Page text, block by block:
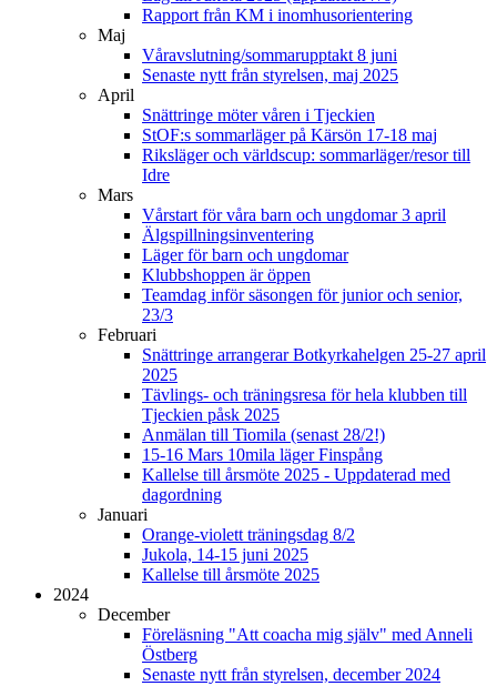
Rapport från KM i inomhusorientering
Maj
Våravslutning/sommarupptakt 8 juni
Senaste nytt från styrelsen, maj 2025
April
Snättringe möter våren i Tjeckien
StOF:s sommarläger på Kärsön 17-18 maj
Riksläger och världscup: sommarläger/resor till
Idre
Mars
Vårstart för våra barn och ungdomar 3 april
Älgspillningsinventering
Läger för barn och ungdomar
Klubbshoppen är öppen
Teamdag inför säsongen för junior och senior,
23/3
Februari
Snättringe arrangerar Botkyrkahelgen 25-27 april
2025
Tävlings- och träningsresa för hela klubben till
Tjeckien påsk 2025
Anmälan till Tiomila (senast 28/2!)
15-16 Mars 10mila läger Finspång
Kallelse till årsmöte 2025 - Uppdaterad med
dagordning
Januari
Orange-violett träningsdag 8/2
Jukola, 14-15 juni 2025
Kallelse till årsmöte 2025
2024
December
Föreläsning "Att coacha mig själv" med Anneli
Östberg
Senaste nytt från styrelsen, december 2024